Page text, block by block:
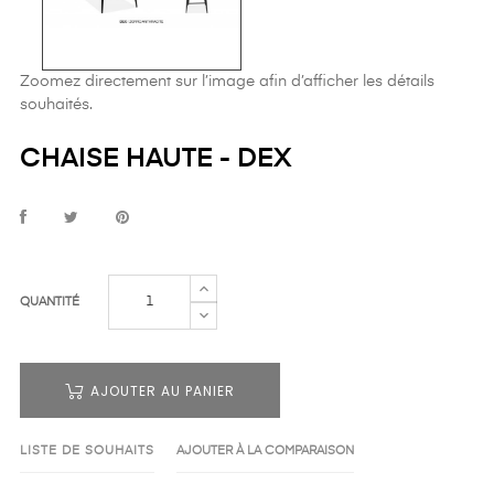
Zoomez directement sur l’image afin d’afficher les détails
souhaités.
CHAISE HAUTE - DEX
QUANTITÉ
AJOUTER AU PANIER
LISTE DE SOUHAITS AJOUTER À LA COMPARAISON